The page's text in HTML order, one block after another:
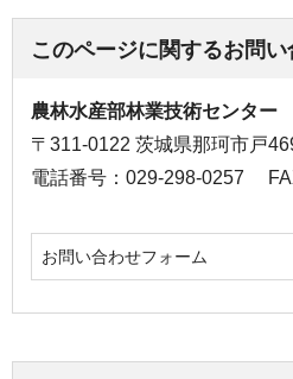
このページに関するお問い
農林水産部林業技術センター
〒311-0122 茨城県那珂市戸
電話番号：029-298-0257
お問い合わせフォーム